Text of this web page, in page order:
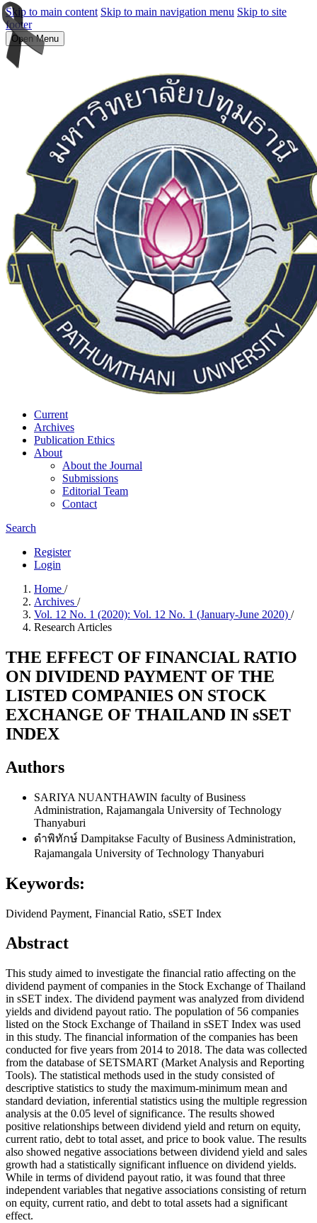
Skip to main content Skip to main navigation menu Skip to site
footer
Open Menu
Current
Archives
Publication Ethics
About
About the Journal
Submissions
Editorial Team
Contact
Search
Register
Login
Home /
Archives /
Vol. 12 No. 1 (2020): Vol. 12 No. 1 (January-June 2020) /
Research Articles
THE EFFECT OF FINANCIAL RATIO
ON DIVIDEND PAYMENT OF THE
LISTED COMPANIES ON STOCK
EXCHANGE OF THAILAND IN sSET
INDEX
Authors
SARIYA NUANTHAWIN faculty of Business
Administration, Rajamangala University of Technology
Thanyaburi
ดำพิทักษ์ Dampitakse Faculty of Business Administration,
Rajamangala University of Technology Thanyaburi
Keywords:
Dividend Payment, Financial Ratio, sSET Index
Abstract
This study aimed to investigate the financial ratio affecting on the
dividend payment of companies in the Stock Exchange of Thailand
in sSET index. The dividend payment was analyzed from dividend
yields and dividend payout ratio. The population of 56 companies
listed on the Stock Exchange of Thailand in sSET Index was used
in this study. The financial information of the companies has been
conducted for five years from 2014 to 2018. The data was collected
from the database of SETSMART (Market Analysis and Reporting
Tools). The statistical methods used in the study consisted of
descriptive statistics to study the maximum-minimum mean and
standard deviation, inferential statistics using the multiple regression
analysis at the 0.05 level of significance. The results showed
positive relationships between dividend yield and return on equity,
current ratio, debt to total asset, and price to book value. The results
also showed negative associations between dividend yield and sales
growth had a statistically significant influence on dividend yields.
While in terms of dividend payout ratio, it was found that three
independent variables that negative associations consisting of return
on equity, current ratio, and debt to total assets had a significant
effect.